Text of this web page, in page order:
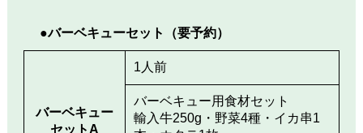
●バーベキューセット（要予約）
バーベキュー
セットA
1人前
バーベキュー用食材セット
輸入牛250g・野菜4種・イカ串1